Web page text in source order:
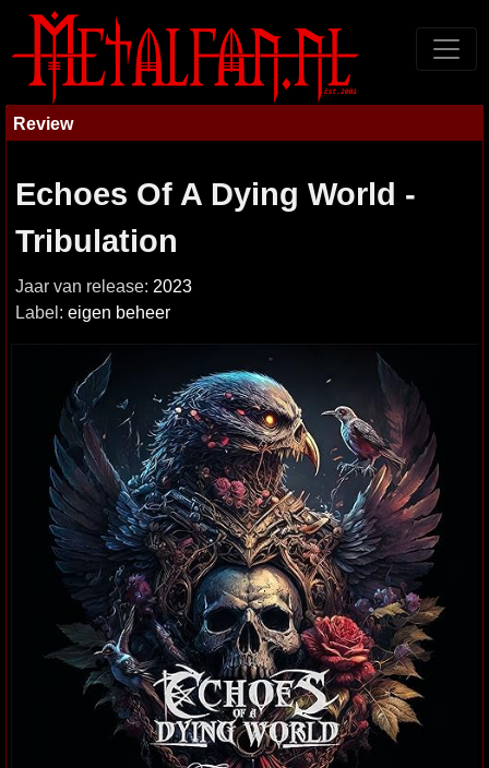
Review
Echoes Of A Dying World -
Tribulation
Jaar van release: 2023
Label: eigen beheer